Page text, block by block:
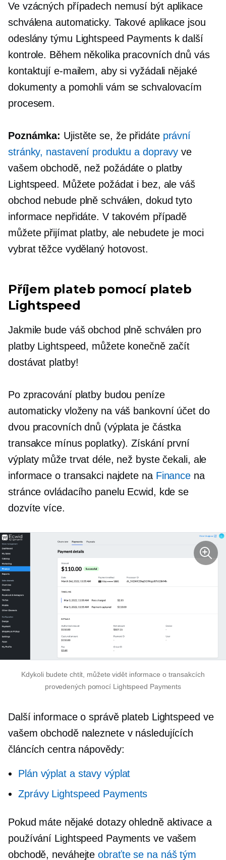
Ve vzácných případech nemusí být aplikace
schválena automaticky. Takové aplikace jsou
odeslány týmu Lightspeed Payments k další
kontrole. Během několika pracovních dnů vás
kontaktují e-mailem, aby si vyžádali nějaké
dokumenty a pomohli vám se schvalovacím
procesem.
Poznámka: Ujistěte se, že přidáte právní
stránky, nastavení produktu a dopravy ve
vašem obchodě, než požádáte o platby
Lightspeed. Můžete požádat i bez, ale váš
obchod nebude plně schválen, dokud tyto
informace nepřidáte. V takovém případě
můžete přijímat platby, ale nebudete je moci
vybrattěžce vydělanýhotovost.
Příjem plateb pomocí plateb
Lightspeed
Jakmile bude váš obchod plně schválen pro
platby Lightspeed, můžete konečně začít
dostávat platby!
Po zpracování platby budou peníze
automaticky vloženy na váš bankovní účet do
dvou pracovních dnů (výplata je částka
transakce mínus poplatky). Získání první
výplaty může trvat déle, než byste čekali, ale
informace o transakci najdete na Finance na
stránce ovládacího panelu Ecwid, kde se
dozvíte více.
Kdykoli budete chtít, můžete vidět informace o transakcích
provedených pomocí Lightspeed Payments
Další informace o správě plateb Lightspeed ve
vašem obchodě naleznete v následujících
článcích centra nápovědy:
Plán výplat a stavy výplat
Zprávy Lightspeed Payments
Pokud máte nějaké dotazy ohledně aktivace a
používání Lightspeed Payments ve vašem
obchodě, neváhejteobraťte se na náš tým